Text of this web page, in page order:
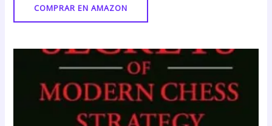
COMPRAR EN AMAZON